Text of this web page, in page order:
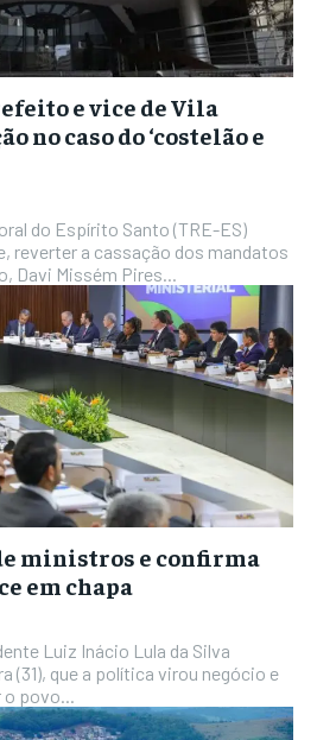
e vice de Vila
no caso do ‘costelão e
do Espírito Santo (TRE-ES)
reverter a cassação dos mandatos
Davi Missém Pires...
ministros e confirma
em chapa
(31), que a política virou negócio e
o povo...